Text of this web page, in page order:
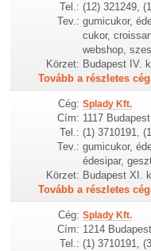
Tel.: (12) 321249,
Tev.: gumicukor,
cukor,
webshop,
Körzet: Budapest IV.
Tovább a részletes
Cég: Splady Kft.
Cím: 1117
Tel.: (1) 3710191,
Tev.: gumicukor,
édesipar,
Körzet: Budapest XI.
Tovább a részletes
Cég: Splady Kft.
Cím: 1214
Tel.: (1) 3710191,